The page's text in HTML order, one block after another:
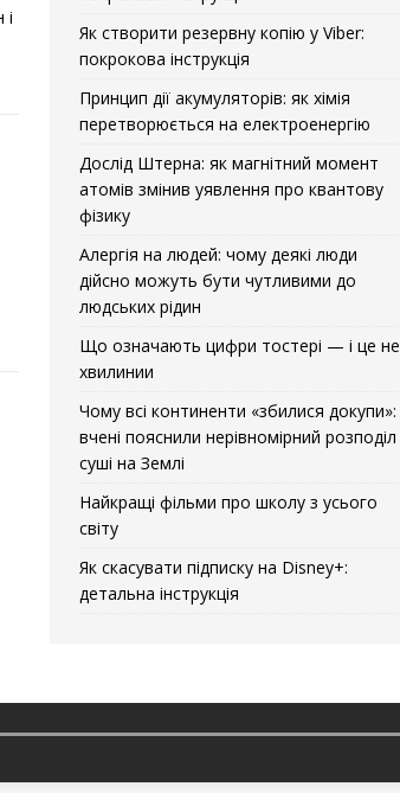
Як створити резервну копію у Viber:
покрокова інструкція
Принцип дії акумуляторів: як хімія
перетворюється на електроенергію
Дослід Штерна: як магнітний момент
атомів змінив уявлення про квантову
фізику
Алергія на людей: чому деякі люди
дійсно можуть бути чутливими до
людських рідин
Що означають цифри тостері — і це не
хвилинии
Чому всі континенти «збилися докупи»:
вчені пояснили нерівномірний розподіл
суші на Землі
Найкращі фільми про школу з усього
світу
Як скасувати підписку на Disney+:
детальна інструкція